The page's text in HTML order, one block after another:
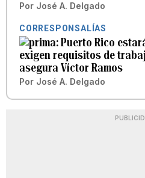
Por José A. Delgado
CORRESPONSALÍAS
Puerto Rico
exigen requisitos de
asegura Víctor Ramos
Por José A. Delgado